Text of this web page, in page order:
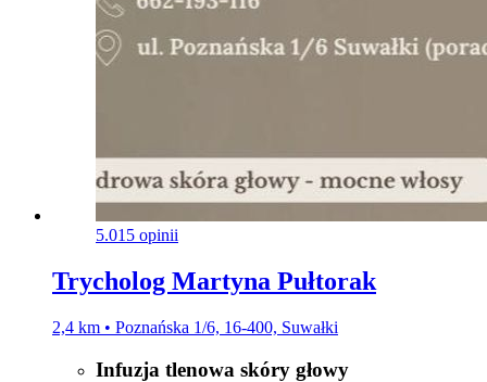
5.015 opinii
Trycholog Martyna Pułtorak
2,4 km • Poznańska 1/6, 16-400, Suwałki
Infuzja tlenowa skóry głowy